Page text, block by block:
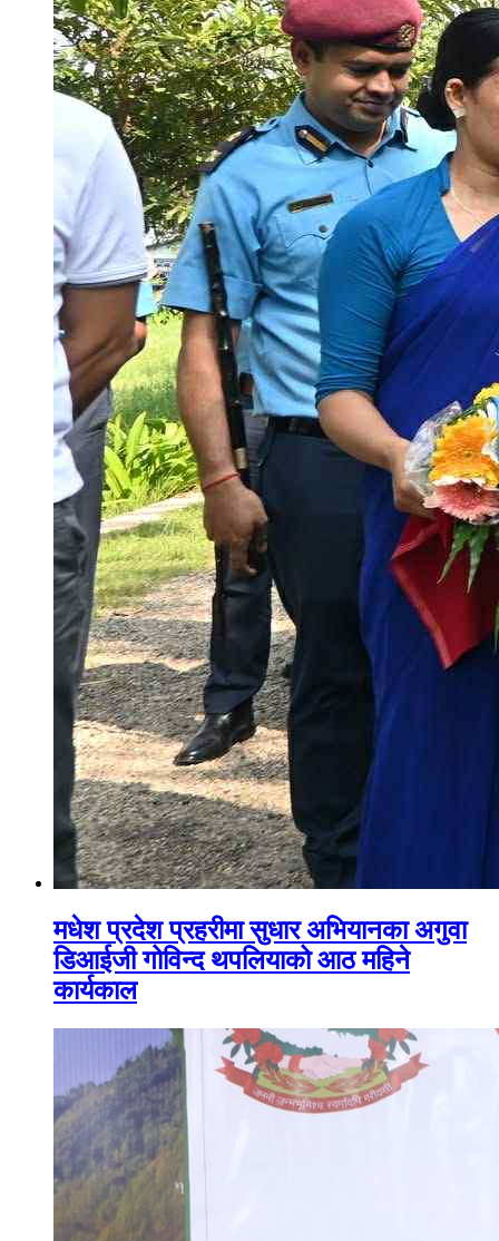
मधेश प्रदेश प्रहरीमा सुधार अभियानका अगुवा
डिआईजी गोविन्द थपलियाको आठ महिने
कार्यकाल